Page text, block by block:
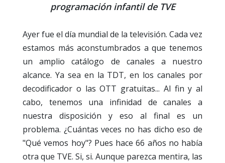
programación infantil de TVE
Ayer fue el día mundial de la televisión. Cada vez
estamos más aconstumbrados a que tenemos
un amplio catálogo de canales a nuestro
alcance. Ya sea en la TDT, en los canales por
decodificador o las OTT gratuitas... Al fin y al
cabo, tenemos una infinidad de canales a
nuestra disposición y eso al final es un
problema. ¿Cuántas veces no has dicho eso de
"Qué vemos hoy"? Pues hace 66 años no había
otra que TVE. Si, si. Aunque parezca mentira, las